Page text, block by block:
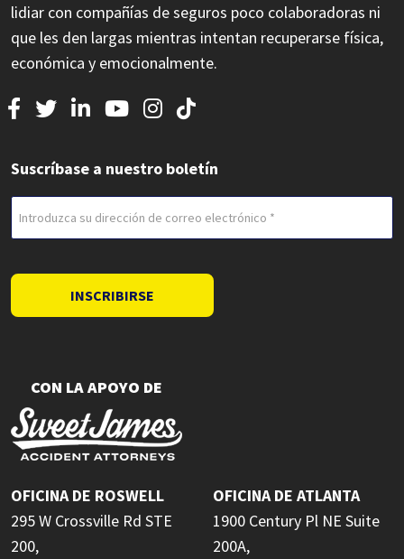
lidiar con compañías de seguros poco colaboradoras ni
que les den largas mientras intentan recuperarse física,
económica y emocionalmente.
Suscríbase a nuestro boletín
electrónico
INSCRIBIRSE
CON LA APOYO DE
OFICINA DE ROSWELL
295 W Crossville Rd STE
200,
OFICINA DE ATLANTA
1900 Century Pl NE Suite
200A,